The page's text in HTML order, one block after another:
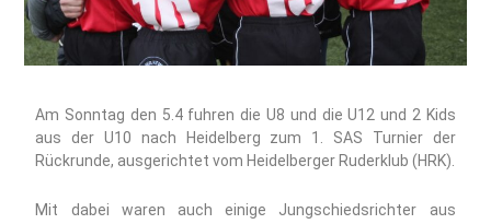
Am Sonntag den 5.4 fuhren die U8 und die U12 und 2 Kids
aus der U10 nach Heidelberg zum 1. SAS Turnier der
Rückrunde, ausgerichtet vom Heidelberger Ruderklub (HRK).
Mit dabei waren auch einige Jungschiedsrichter aus